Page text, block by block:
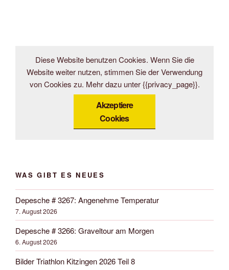
Diese Website benutzen Cookies. Wenn Sie die
Website weiter nutzen, stimmen Sie der Verwendung
von Cookies zu. Mehr dazu unter {{privacy_page}}.
Akzeptiere
Cookies
WAS GIBT ES NEUES
Depesche # 3267: Angenehme Temperatur
7. August 2026
Depesche # 3266: Graveltour am Morgen
6. August 2026
Bilder Triathlon Kitzingen 2026 Teil 8